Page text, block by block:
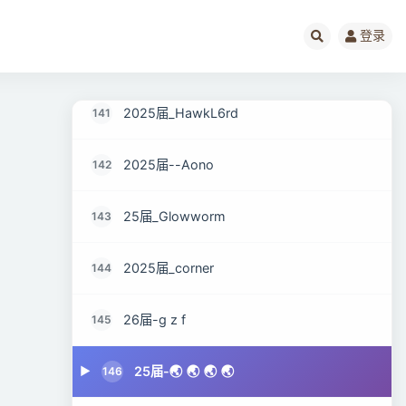
登录
141 2025届_HawkL6rd
142 2025届--Aono
143 25届_Glowworm
144 2025届_corner
145 26届-g z f
146 25届-🌏 🌏 🌏 🌏